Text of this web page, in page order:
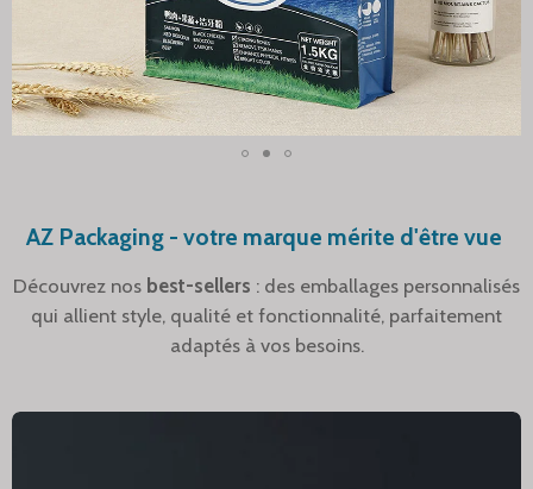
AZ Packaging - votre marque mérite d'être vue
Découvrez nos best-sellers : des emballages personnalisés
qui allient style, qualité et fonctionnalité, parfaitement
adaptés à vos besoins.